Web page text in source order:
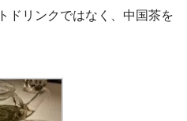
ドリンクではなく、中国茶を